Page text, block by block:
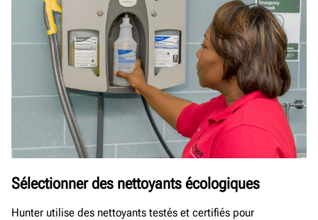
Sélectionner des nettoyants écologiques
Hunter utilise des nettoyants testés et certifiés pour